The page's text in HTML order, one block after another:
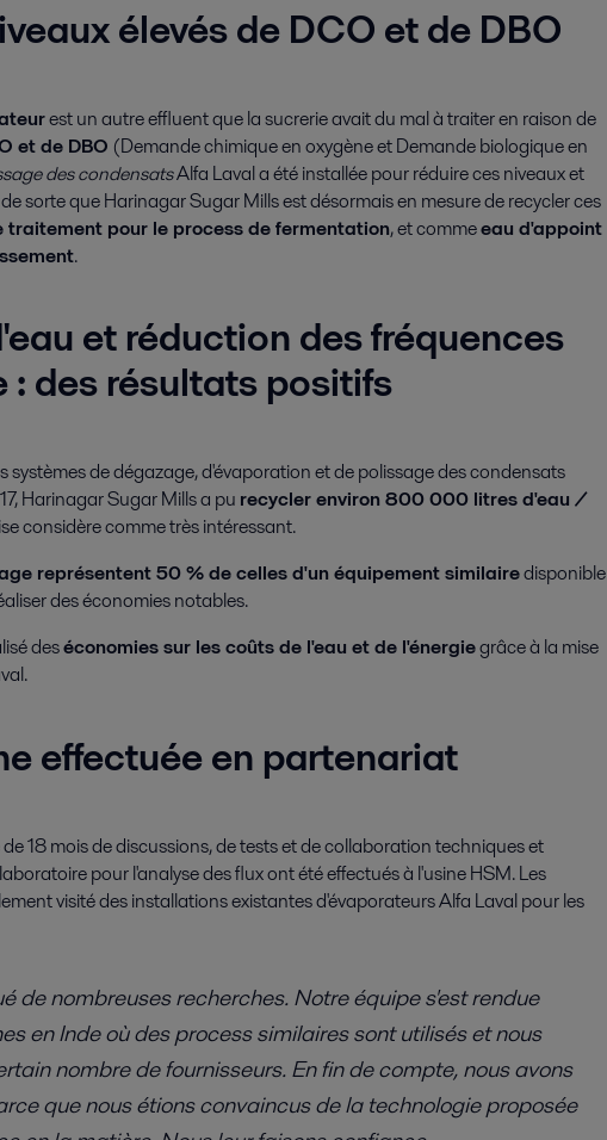
élevés de DCO et de DBO
est un autre effluent que la sucrerie avait du mal à traiter en raison de
et de DBO (Demande chimique en oxygène et Demande biologique en
des condensatsAlfa Laval a été installée pour réduire ces niveaux et
sorte que Harinagar Sugar Mills est désormais en mesure de recycler ces
traitement pour le process de fermentation, et commeeau d'appoint
.
et réduction des fréquences
: des résultats positifs
systèmes de dégazage, d'évaporation et de polissage des condensats
Harinagar Sugar Mills a pu recycler environ 800 000 litres d'eau /
considère comme très intéressant.
représentent 50 % de celles d'un équipement similairedisponible
des économies notables.
deséconomies sur les coûts de l'eau et de l'énergiegrâce à la mise
effectuée en partenariat
18 mois de discussions, de tests et de collaboration techniques et
pour l'analyse des flux ont été effectués à l'usine HSM. Les
visité des installations existantes d'évaporateurs Alfa Laval pour les
de nombreuses recherches. Notre équipe s'est rendue
en Inde où des process similaires sont utilisés et nous
nombre de fournisseurs. En fin de compte, nous avons
que nous étions convaincus de la technologie proposée